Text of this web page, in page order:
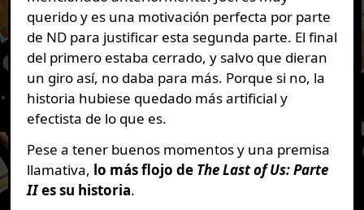
querido y es una motivación perfecta por parte
de ND para justificar esta segunda parte. El final
del primero estaba cerrado, y salvo que dieran
un giro así, no daba para más. Porque si no, la
historia hubiese quedado más artificial y
efectista de lo que es.
Pese a tener buenos momentos y una premisa
llamativa, lo más flojo de The Last of Us: Parte
IIes su historia.